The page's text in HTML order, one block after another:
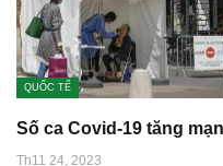
QUỐC TẾ
Số ca Covid-19 tăng
Th11 24, 2023